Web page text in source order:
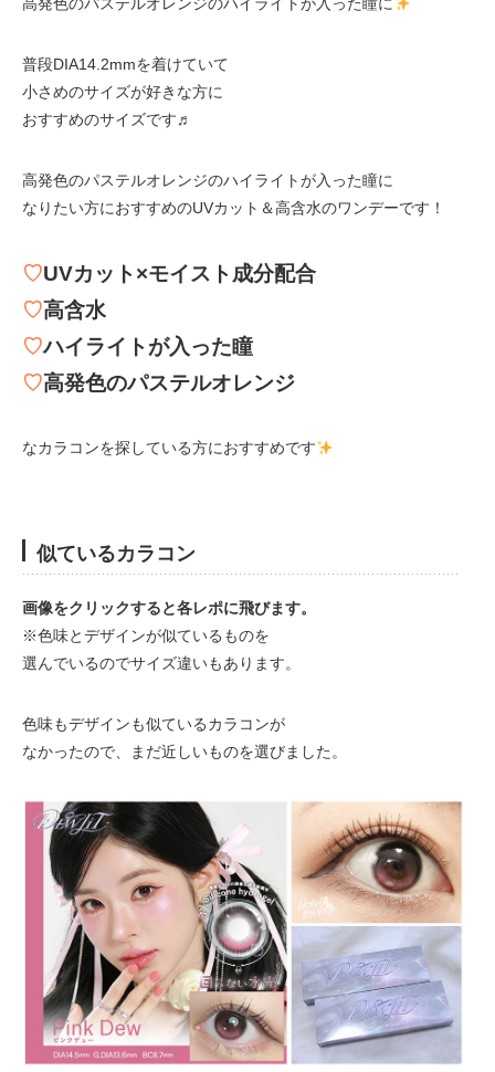
高発色のパステルオレンジのハイライトが入った瞳に
普段DIA14.2mmを着けていて
小さめのサイズが好きな方に
おすすめのサイズです♬
高発色のパステルオレンジのハイライトが入った瞳に
なりたい方におすすめのUVカット＆高含水のワンデーです！
♡UVカット×モイスト成分配合
♡高含水
♡ハイライトが入った瞳
♡高発色のパステルオレンジ
なカラコンを探している方におすすめです
似ているカラコン
画像をクリックすると各レポに飛びます。
※色味とデザインが似ているものを
選んでいるのでサイズ違いもあります。
色味もデザインも似ているカラコンが
なかったので、まだ近しいものを選びました。